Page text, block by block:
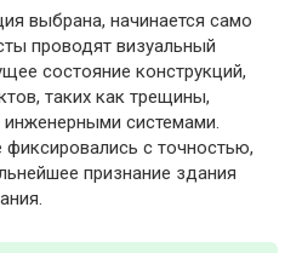
выбрана, начинается само
проводят визуальный
состояние конструкций,
таких как трещины,
системами.
с точностью,
признание здания